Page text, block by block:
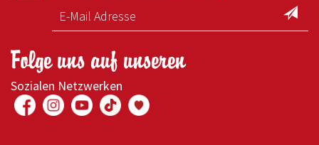
Folge uns auf unseren
Sozialen Netzwerken